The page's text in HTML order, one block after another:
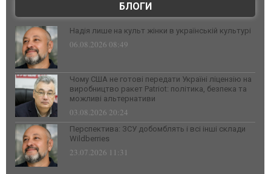
БЛОГИ
Надія лише на культ жінки в українській культурі
06.08.2026 08:49
Чому США не готові передати Україні ліцензію на
виробництво ракет Patriot: політика, безпека та
можливі альтернативи
03.08.2026 20:24
Перспектива: ЗСУ добомблять і всі інші склади
Wildberries
23.07.2026 11:31